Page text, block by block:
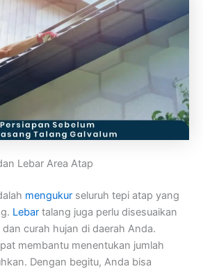
Lebar Area Atap
mengukur seluruh tepi atap yang
Lebar talang juga perlu disesuaikan
dan curah hujan di daerah Anda.
membantu menentukan jumlah
Dengan begitu, Anda bisa